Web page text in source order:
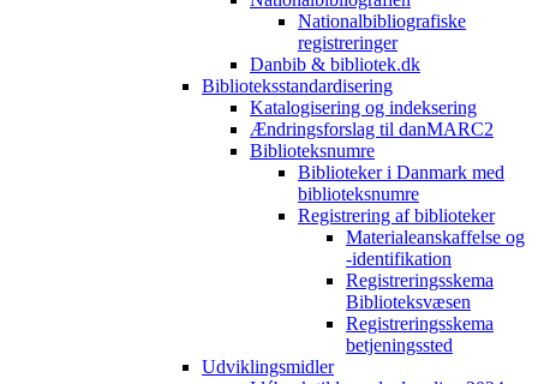
Nationalbibliografiske
registreringer
Danbib & bibliotek.dk
Biblioteksstandardisering
Katalogisering og indeksering
Ændringsforslag til danMARC2
Biblioteksnumre
Biblioteker i Danmark med
biblioteksnumre
Registrering af biblioteker
Materialeanskaffelse og
-identifikation
Registreringsskema
Biblioteksvæsen
Registreringsskema
betjeningssted
Udviklingsmidler